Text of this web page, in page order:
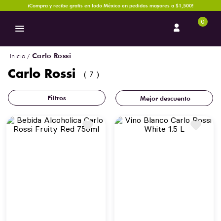
¡Compra y recibe gratis en todo México en pedidos mayores a $1,500!
0
Carlo Rossi
Carlo Rossi 7
Mejor descuento